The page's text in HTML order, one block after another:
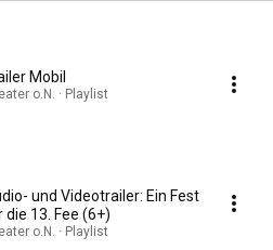
Mobil
o.N. · Playlist
und Videotrailer: Ein Fest
die 13. Fee (6+)
o.N. · Playlist